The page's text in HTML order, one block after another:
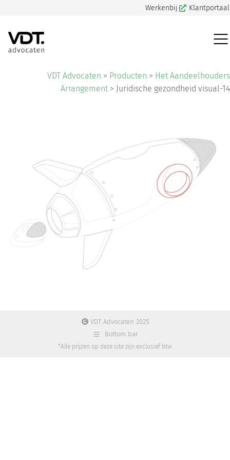
Werkenbij Klantportaal
VDT Advocaten > Producten > Het Aandeelhouders
Arrangement> Juridische gezondheid visual-14
VDT Advocaten 2025
Bottom bar
*Alle prijzen op deze site zijn exclusief btw.